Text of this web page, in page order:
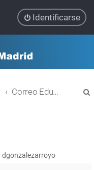
Identificarse
Correo EducaMadrid
dgonzalezarroyo